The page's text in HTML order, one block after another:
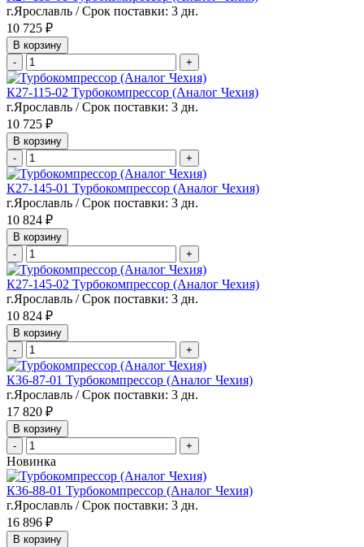
г.Ярославль / Срок поставки: 3 дн.
10 725 ₽
В корзину
-
+
К27-115-02 Турбокомпрессор (Аналог Чехия)
г.Ярославль / Срок поставки: 3 дн.
10 725 ₽
В корзину
-
+
К27-145-01 Турбокомпрессор (Аналог Чехия)
г.Ярославль / Срок поставки: 3 дн.
10 824 ₽
В корзину
-
+
К27-145-02 Турбокомпрессор (Аналог Чехия)
г.Ярославль / Срок поставки: 3 дн.
10 824 ₽
В корзину
-
+
К36-87-01 Турбокомпрессор (Аналог Чехия)
г.Ярославль / Срок поставки: 3 дн.
17 820 ₽
В корзину
-
+
Новинка
К36-88-01 Турбокомпрессор (Аналог Чехия)
г.Ярославль / Срок поставки: 3 дн.
16 896 ₽
В корзину